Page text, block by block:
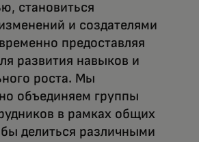
становиться
и создателями
предоставляя
развития навыков и
роста. Мы
объединяем группы
в рамках общих
делиться различными